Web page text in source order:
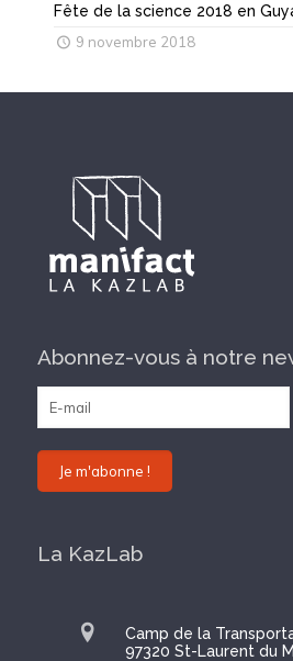
Fête de la science 2018 en
9 novembre 2018
Abonnez-vous à notre
La KazLab
Camp de la
97320 St-Laurent du